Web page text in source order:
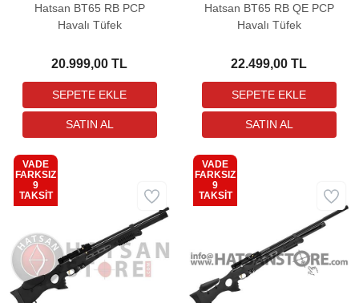
Hatsan BT65 RB PCP
Havalı Tüfek
20.999,00 TL
Hatsan BT65 RB QE PCP
Havalı Tüfek
22.499,00 TL
VADE
FARKSIZ
9
TAKSİT
Kargo
Bedava
VADE
FARKSIZ
9
TAKSİT
Kargo
Bedava